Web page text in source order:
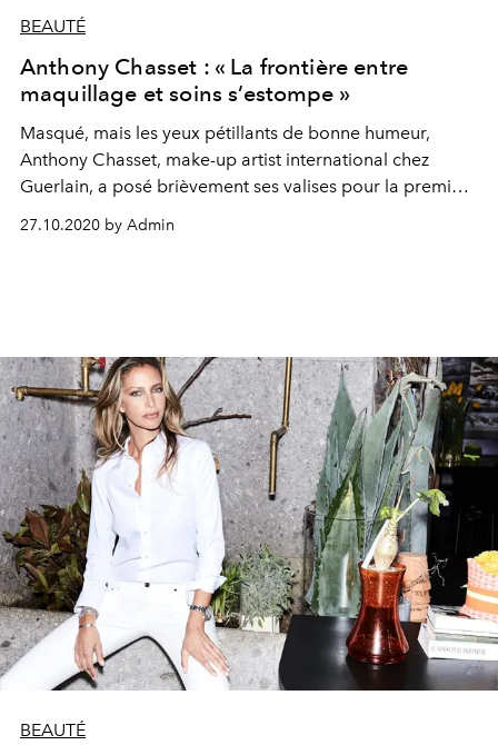
BEAUTÉ
Anthony Chasset : « La frontière entre
maquillage et soins s’estompe »
Masqué, mais les yeux pétillants de bonne humeur,
Anthony Chasset, make-up artist international chez
Guerlain, a posé brièvement ses valises pour la première
fois à Genève le temps d’un roadshow. L’occasion pour
L’Officiel Suisse d’évoquer avec lui les nouvelles
27.10.2020 by Admin
BEAUTÉ